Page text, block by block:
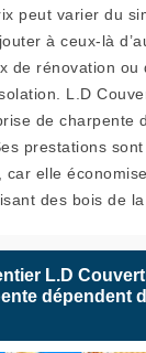
peut varier du
à ceux-là
de rénovation ou
L.D
de charpente
prestations
car elle
des bois de la
L.D
dépendent